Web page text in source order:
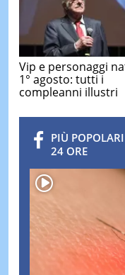
Vip e personaggi
1° agosto: tutti i
compleanni illustri
PIÙ
24 ORE